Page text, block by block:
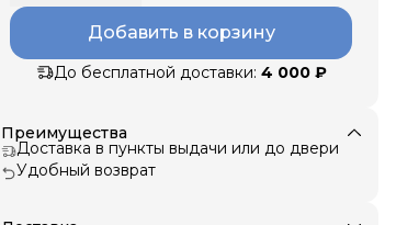
Добавить в корзину
До бесплатной доставки: 4 000 ₽
Преимущества
Доставка в пункты выдачи или до двери
Удобный возврат